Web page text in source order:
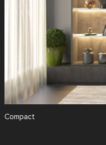
Compact